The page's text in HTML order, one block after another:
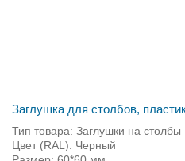
Заглушка для столбов,
Тип товара: Заглушки на столбы
Цвет (RAL): Черный